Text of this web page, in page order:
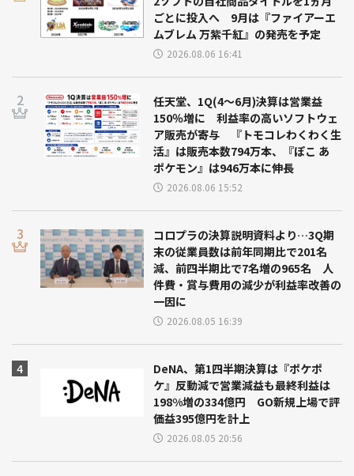
ごとに投入へ 9月は『ファイアーエ
ムブレム 万紫千紅』の発売を予定
2026.08.06 16:41
任天堂、1Q(4～6月)決算は営業益
150％増に 利益率の高いソフトウェ
ア販売が寄与 『トモコレわくわく生
活』は販売本数794万本、『ぽこ あ
ポケモン』は946万本に伸長
2026.08.06 15:52
コロプラの決算説明資料より…3Q期
末の従業員数は前年同期比で201名
減、前四半期比で7名増の965名 人
件費・賞与費用の減少が利益率改善の
一因に
2026.08.05 16:39
DeNA、第1四半期決算は『ポケポ
ケ』反動減で営業減益も最終利益は
198%増の334億円 GO新規上場で評
価益395億円を計上
2026.08.05 20:56